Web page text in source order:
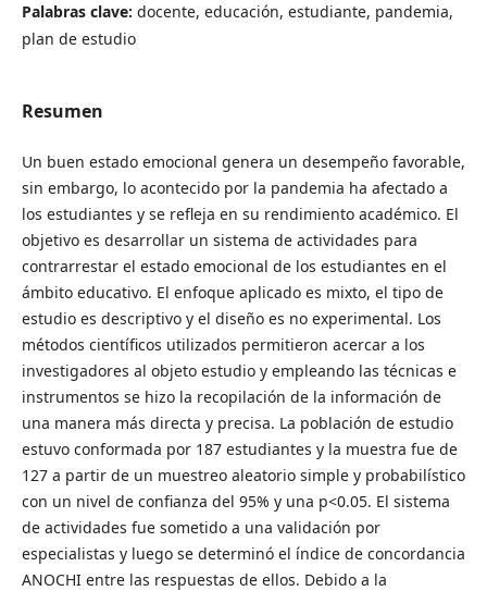
Palabras clave: docente, educación, estudiante, pandemia,
plan de estudio
Resumen
Un buen estado emocional genera un desempeño favorable,
sin embargo, lo acontecido por la pandemia ha afectado a
los estudiantes y se refleja en su rendimiento académico. El
objetivo es desarrollar un sistema de actividades para
contrarrestar el estado emocional de los estudiantes en el
ámbito educativo. El enfoque aplicado es mixto, el tipo de
estudio es descriptivo y el diseño es no experimental. Los
métodos científicos utilizados permitieron acercar a los
investigadores al objeto estudio y empleando las técnicas e
instrumentos se hizo la recopilación de la información de
una manera más directa y precisa. La población de estudio
estuvo conformada por 187 estudiantes y la muestra fue de
127 a partir de un muestreo aleatorio simple y probabilístico
con un nivel de confianza del 95% y una p<0.05. El sistema
de actividades fue sometido a una validación por
especialistas y luego se determinó el índice de concordancia
ANOCHI entre las respuestas de ellos. Debido a la